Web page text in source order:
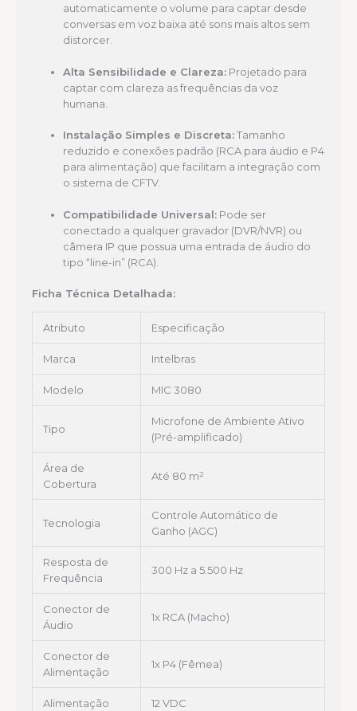
automaticamente o volume para captar desde
conversas em voz baixa até sons mais altos sem
distorcer.
Alta Sensibilidade e Clareza: Projetado para
captar com clareza as frequências da voz
humana.
Instalação Simples e Discreta:Tamanho
reduzido e conexões padrão (RCA para áudio e P4
para alimentação) que facilitam a integração com
o sistema de CFTV.
Compatibilidade Universal: Pode ser
conectado a qualquer gravador (DVR/NVR) ou
câmera IP que possua uma entrada de áudio do
tipo “line-in” (RCA).
Ficha Técnica Detalhada:
Atributo Especificação
Marca Intelbras
Modelo MIC 3080
Tipo
Microfone de Ambiente Ativo
(Pré-amplificado)
Área de
Cobertura
Até 80 m²
Tecnologia
Controle Automático de
Ganho (AGC)
Resposta de
Frequência
300 Hz a 5.500 Hz
Conector de
Áudio
1x RCA (Macho)
Conector de
Alimentação
1x P4 (Fêmea)
Alimentação 12 VDC